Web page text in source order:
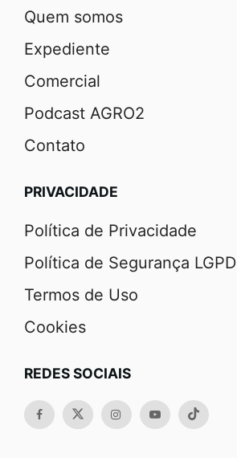
Quem somos
Expediente
Comercial
Podcast AGRO2
Contato
PRIVACIDADE
Política de Privacidade
Política de Segurança LGPD
Termos de Uso
Cookies
REDES SOCIAIS